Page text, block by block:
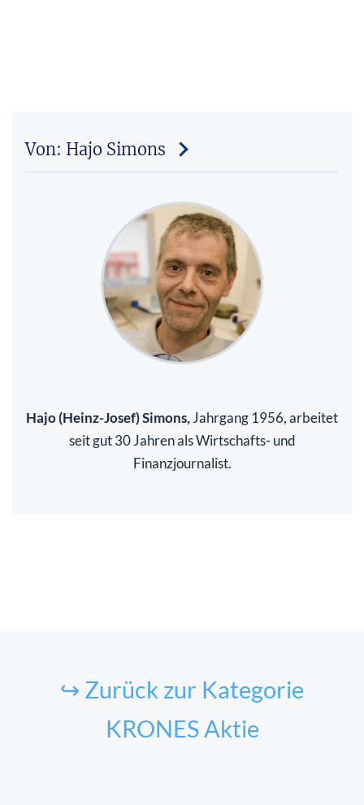
Von: Hajo Simons
Hajo (Heinz-Josef) Simons, Jahrgang 1956, arbeitet
seit gut 30 Jahren als Wirtschafts- und
Finanzjournalist.
↪ Zurück zur Kategorie
KRONES Aktie